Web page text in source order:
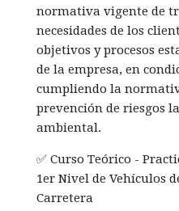
normativa vigente de
necesidades de los
objetivos y procesos
de la empresa, en
cumpliendo la
prevención de riesgos
ambiental.
✅ Curso Teórico -
1er Nivel de Vehículos
Carretera